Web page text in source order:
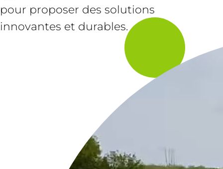
pour proposer des solutions
innovantes et durables.